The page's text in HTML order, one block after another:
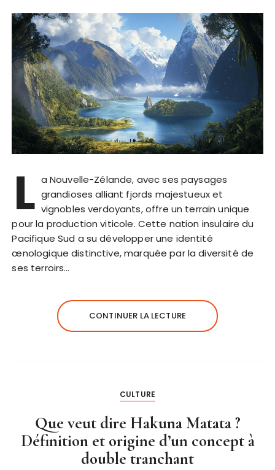
L a Nouvelle-Zélande, avec ses paysages
grandioses alliant fjords majestueux et
vignobles verdoyants, offre un terrain unique
pour la production viticole. Cette nation insulaire du
Pacifique Sud a su développer une identité
œnologique distinctive, marquée par la diversité de
ses terroirs…
CONTINUER LA LECTURE
CULTURE
Que veut dire Hakuna Matata ?
Définition et origine d’un concept à
double tranchant